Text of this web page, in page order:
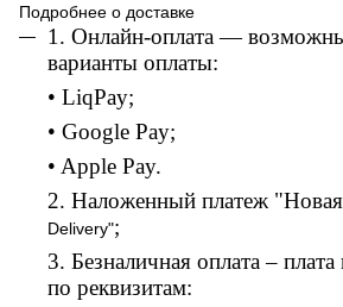
Подробнее о доставке
1. Онлайн-оплата —
варианты оплаты:
• LiqPay;
• Google Pay;
• Apple Pay.
2. Наложенный платеж
Delivery";
3. Безналичная оплата – плата
по реквизитам: